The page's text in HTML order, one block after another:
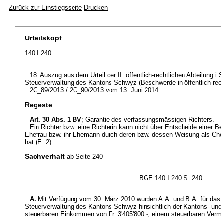
Zurück zur Einstiegsseite Drucken
Urteilskopf
140 I 240
18. Auszug aus dem Urteil der II. öffentlich-rechtlichen Abteilung
Steuerverwaltung des Kantons Schwyz (Beschwerde in öffentlich-
2C_89/2013 / 2C_90/2013 vom 13. Juni 2014
Regeste
Art. 30 Abs. 1 BV; Garantie des verfassungsmässigen Richters.
Ein Richter bzw. eine Richterin kann nicht über Entscheide einer
Ehefrau bzw. ihr Ehemann durch deren bzw. dessen Weisung als
hat (E. 2).
Sachverhalt ab Seite 240
BGE 140 I 240 S. 240
A. Mit Verfügung vom 30. März 2010 wurden A.A. und B.A. für
Steuerverwaltung des Kantons Schwyz hinsichtlich der Kantons-
steuerbaren Einkommen von Fr. 3'405'800.-, einem steuerbaren